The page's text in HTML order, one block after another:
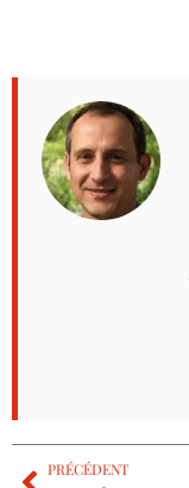
PRÉCÉDENT